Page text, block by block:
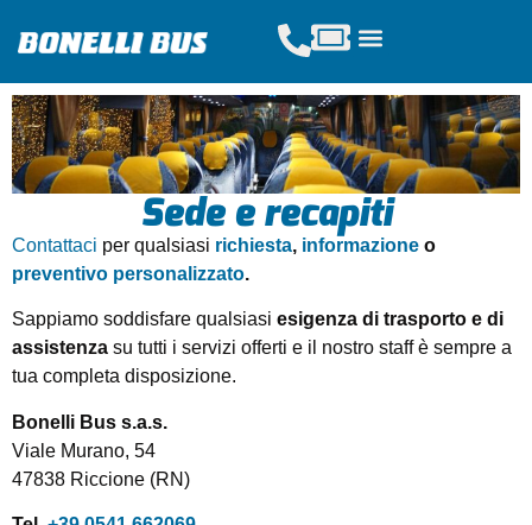
Sede e recapiti
Contattaci per qualsiasi richiesta, informazione o
preventivo personalizzato.
Sappiamo soddisfare qualsiasi esigenza di trasporto e di
assistenza su tutti i servizi offerti e il nostro staff è sempre a
tua completa disposizione.
Bonelli Bus s.a.s.
Viale Murano, 54
47838 Riccione (RN)